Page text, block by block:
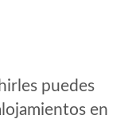
puedes
en